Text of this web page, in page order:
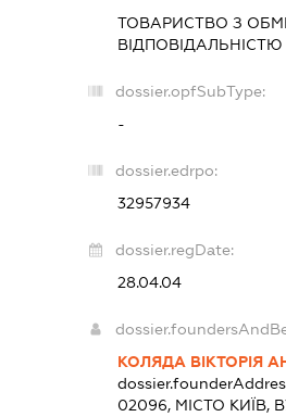
ТОВАРИСТВО З
ВІДПОВІДАЛЬНІСТЮ
dossier.opfSubType:
-
dossier.edrpo:
32957934
dossier.regDate:
28.04.04
КОЛЯДА ВІКТОРІЯ
02096, МІСТО КИЇВ,